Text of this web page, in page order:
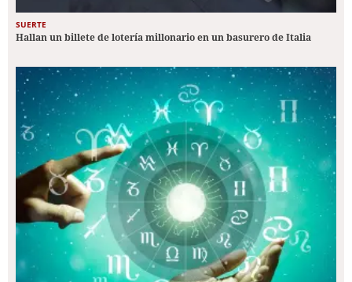
SUERTE
Hallan un billete de lotería millonario en un basurero de Italia